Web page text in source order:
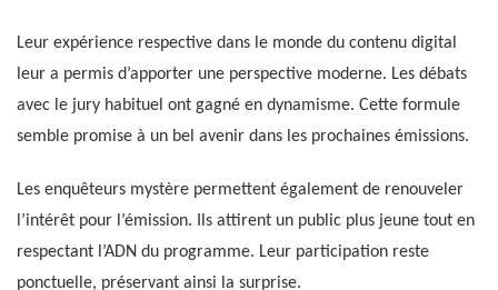
Leur expérience respective dans le monde du contenu digital
leur a permis d’apporter une perspective moderne. Les débats
avec le jury habituel ont gagné en dynamisme. Cette formule
semble promise à un bel avenir dans les prochaines émissions.
Les enquêteurs mystère permettent également de renouveler
l’intérêt pour l’émission. Ils attirent un public plus jeune tout en
respectant l’ADN du programme. Leur participation reste
ponctuelle, préservant ainsi la surprise.